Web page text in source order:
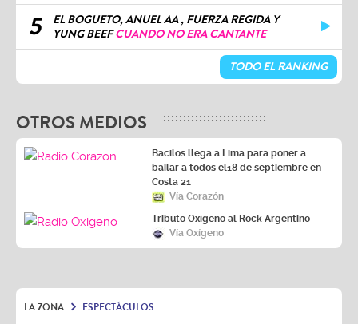
5
EL BOGUETO, ANUEL AA , FUERZA REGIDA Y
YUNG BEEFCUANDO NO ERA CANTANTE
TODO EL RANKING
OTROS MEDIOS
Bacilos llega a Lima para poner a
bailar a todos el18 de septiembre en
Costa 21
Vía Corazón
Tributo Oxígeno al Rock Argentino
Vía Oxígeno
LA ZONA ESPECTÁCULOS